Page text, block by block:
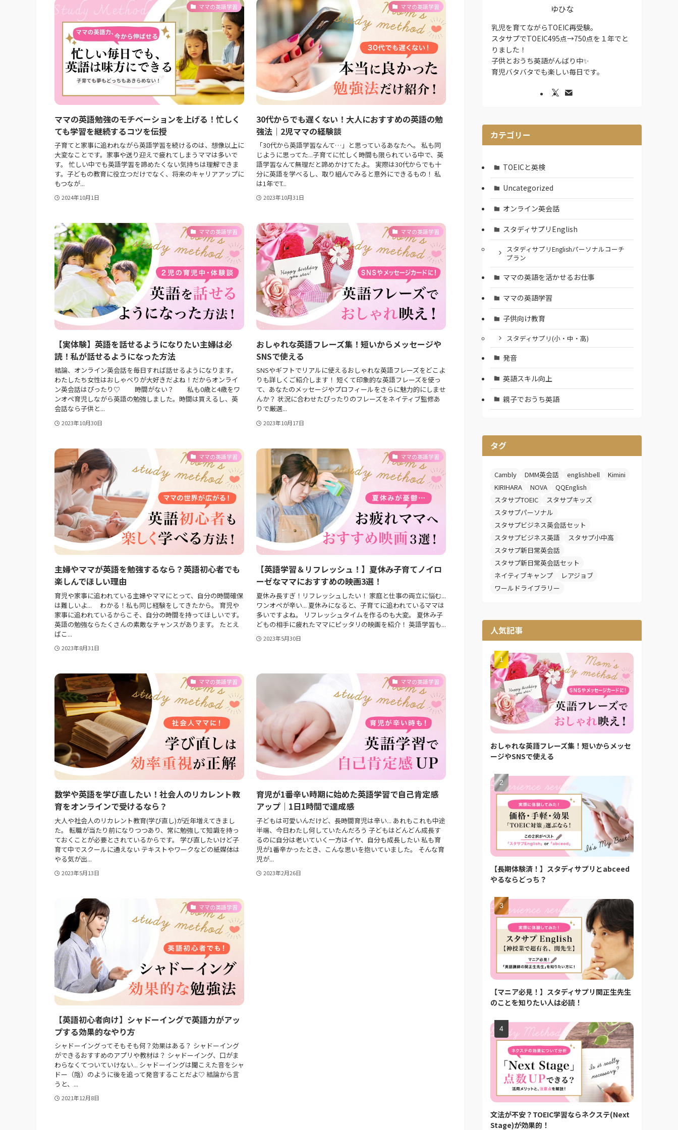
ママの英語学習
ママの英語勉強のモチベーションを上げる！忙しく
ても学習を継続するコツを伝授
子育てと家事に追われながら英語学習を続けるのは、想像以上に
大変なことです。家事や送り迎えで疲れてしまうママは多いで
す。 忙しい中でも英語学習を諦めたくない気持ちは理解できま
す。子どもの教育に役立つだけでなく、将来のキャリアアップに
もつなが...
2024年10月1日
ママの英語学習
30代からでも遅くない！大人におすすめの英語の勉
強法｜2児ママの経験談
「30代から英語学習なんて…」と思っているあなたへ。 私も同
じように思ってた...子育てに忙しく時間も限られている中で、英
語学習なんて無理だと諦めかけてたよ。 実際は30代からでも十
分に英語を学べるし、取り組んでみると意外にできるもの！ 私
は1年でT...
2023年10月31日
ママの英語学習
【実体験】英語を話せるようになりたい主婦は必
読！私が話せるようになった方法
結論、オンライン英会話を毎日すれば話せるようになります。
わたしたち女性はおしゃべりが大好きだよね！だからオンライ
ン英会話はぴったり♡ 時間がない？ 私も0歳と4歳をワ
ンオペ育児しながら英語の勉強しました。時間は買えるし、英
会話なら子供と...
2023年10月30日
ママの英語学習
おしゃれな英語フレーズ集！短いからメッセージや
SNSで使える
SNSやギフトでリアルに使えるおしゃれな英語フレーズをどこよ
りも詳しくご紹介します！ 短くて印象的な英語フレーズを使っ
て、あなたのメッセージやプロフィールをさらに魅力的にしませ
んか？ 状況に合わせたぴったりのフレーズをネイティブ監修あ
りで厳選...
2023年10月17日
ママの英語学習
主婦やママが英語を勉強するなら？英語初心者でも
楽しんでほしい理由
育児や家事に追われている主婦やママにとって、自分の時間確保
は難しいよ... わかる！私も同じ経験をしてきたから。 育児や
家事に追われているからこそ、自分の時間を持ってほしいです。
英語の勉強ならたくさんの素敵なチャンスがあります。 たとえ
ばこ...
2023年8月31日
ママの英語学習
【英語学習＆リフレッシュ！】夏休み子育てノイロ
ーゼなママにおすすめの映画3選！
夏休み長すぎ！リフレッシュしたい！ 家庭と仕事の両立に悩む...
ワンオペが辛い... 夏休みになると、子育てに追われているママは
多いですよね。 リフレッシュタイムを作るのも大変。 夏休み子
どもの相手に疲れたママにピッタリの映画を紹介！ 英語学習も...
2023年5月30日
ママの英語学習
数学や英語を学び直したい！社会人のリカレント教
育をオンラインで受けるなら？
大人や社会人のリカレント教育(学び直し)が近年増えてきまし
た。 転職が当たり前になりつつあり、常に勉強して知識を持っ
ておくことが必要とされているからです。 学び直したいけど子
育て中でスクールに通えない テキストやワークなどの紙媒体は
やる気が出...
2023年5月13日
ママの英語学習
育児が1番辛い時期に始めた英語学習で自己肯定感
アップ｜1日1時間で達成感
子どもは可愛いんだけど、長時間育児は辛い... あれもこれも中途
半端、今日わたし何していたんだろう 子どもはどんどん成長す
るのに自分は老いていく一方はイヤ、自分も成長したい 私も育
児が1番辛かったとき、こんな思いを抱いていました。 そんな育
児が...
2023年2月26日
ママの英語学習
【英語初心者向け】シャドーイングで英語力がアッ
プする効果的なやり方
シャドーイングってそもそも何？効果はある？ シャドーイング
ができるおすすめのアプリや教材は？ シャドーイング、口がま
わらなくてついていけない... シャドーイングは聞こえた音をシャ
ドー（陰）のように後を追って発音することだよ♡ 結論から言
うと、...
2021年12月8日
ゆひな
乳児を育てながらTOEIC再受験。
スタサプでTOEIC495点→750点を１年でと
りました！
子供とおうち英語がんばり中✨
育児バタバタでも楽しい毎日です。
カテゴリー
TOEICと英検
Uncategorized
オンライン英会話
スタディサプリEnglish
スタディサプリEnglishパーソナルコーチ
プラン
ママの英語を活かせるお仕事
ママの英語学習
子供向け教育
スタディサプリ(小・中・高)
発音
英語スキル向上
親子でおうち英語
タグ
Cambly DMM英会話 englishbell
Kimini
KIRIHARA
NOVA
QQEnglish
スタサプTOEIC
スタサプキッズ
スタサプパーソナル
スタサプビジネス英会話セット
スタサプビジネス英語
スタサプ小中高
スタサプ新日常英会話
スタサプ新日常英会話セット
ネイティブキャンプ
レアジョブ
ワールドライブラリー
人気記事
おしゃれな英語フレーズ集！短いからメッセ
ージやSNSで使える
【長期体験済！】スタディサプリとabceed
やるならどっち？
【マニア必見！】スタディサプリ関正生先生
のことを知りたい人は必読！
文法が不安？TOEIC学習ならネクステ(Next
Stage)が効果的！